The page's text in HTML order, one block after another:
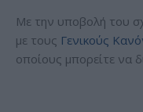
Με την υποβολή του
με τους Γενικούς
οποίους μπορείτε να